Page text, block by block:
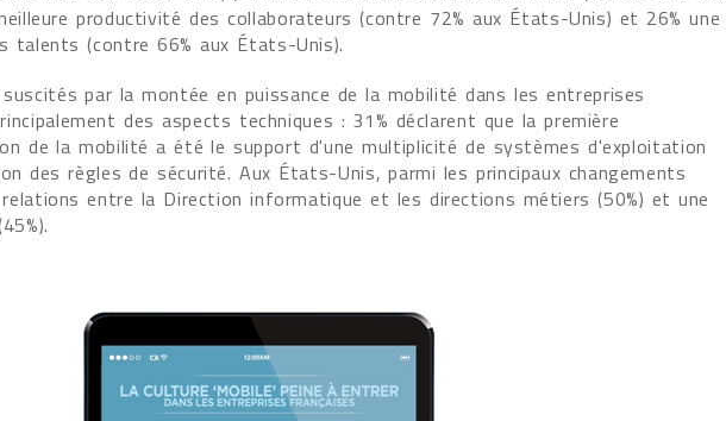
productivité des collaborateurs (contre 72% aux États-Unis) et 26% une
talents (contre 66% aux États-Unis).
par la montée en puissance de la mobilité dans les entreprises
des aspects techniques : 31% déclarent que la première
de la mobilité a été le support d'une multiplicité de systèmes d'exploitation
des règles de sécurité. Aux États-Unis, parmi les principaux changements
entre la Direction informatique et les directions métiers (50%) et une